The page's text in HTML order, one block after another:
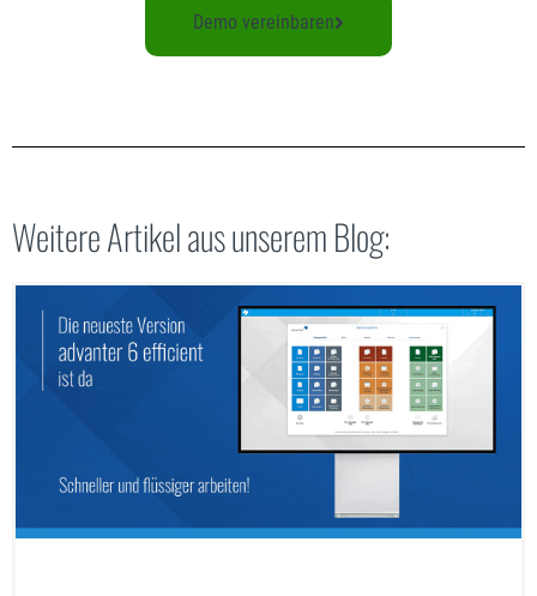
Demo vereinbaren
Weitere Artikel aus unserem Blog: